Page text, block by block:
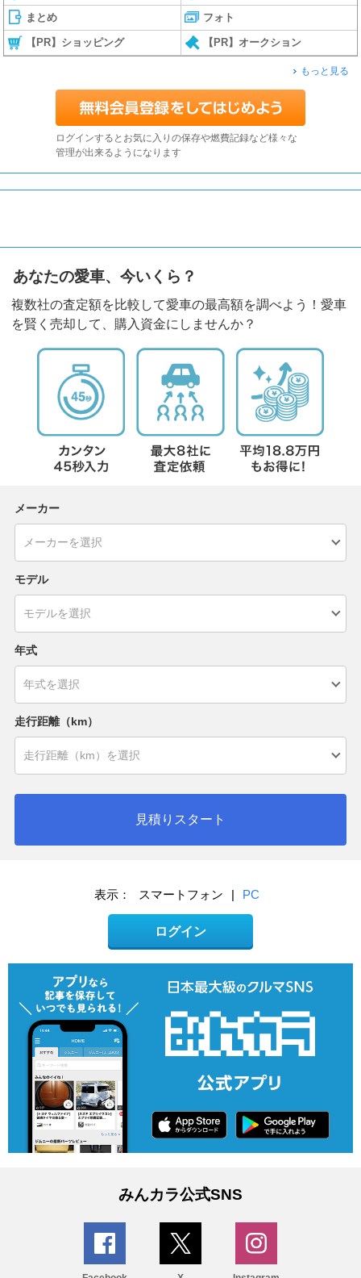
まとめ フォト
【PR】ショッピング 【PR】オークション
もっと見る
ログインするとお気に入りの保存や燃費記録など様々な
管理が出来るようになります
あなたの愛車、今いくら？
複数社の査定額を比較して愛車の最高額を調べよう！愛車
を賢く売却して、購入資金にしませんか？
メーカー
モデル
年式
走行距離（km）
見積りスタート
表示： スマートフォン | PC
ログイン
みんカラ公式SNS